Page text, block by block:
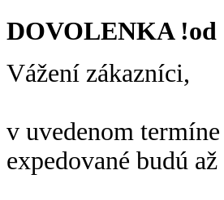
DOVOLENKA !od
Vážení zákazníci,
v uvedenom
expedované budú